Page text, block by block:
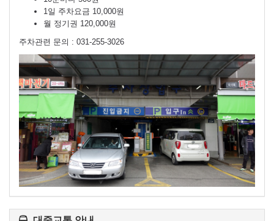
1일 주차요금 10,000원
월 정기권 120,000원
주차관련 문의 : 031-255-3026